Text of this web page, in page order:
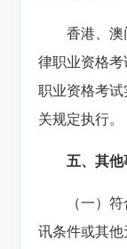
香港、澳
律职业资格
职业资格考
关规定执行。
五、其他
（一）
讯条件或其